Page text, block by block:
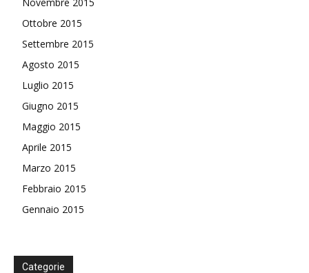
Ottobre 2015
Settembre 2015
Agosto 2015
Luglio 2015
Giugno 2015
Maggio 2015
Aprile 2015
Marzo 2015
Febbraio 2015
Gennaio 2015
Categorie